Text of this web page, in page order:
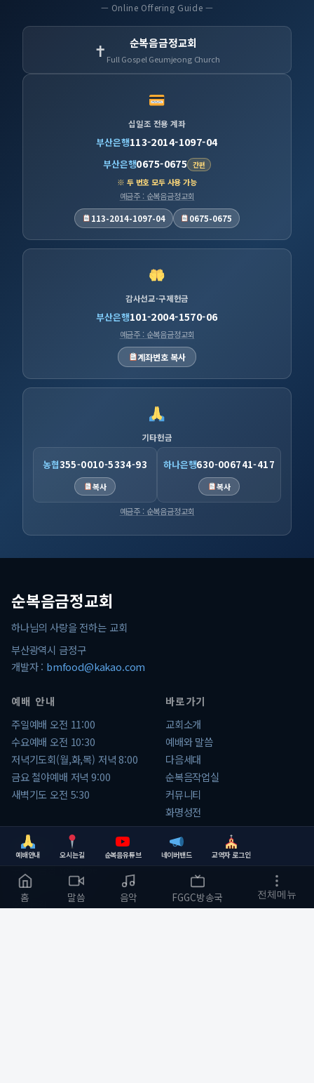
— Online Offering Guide —
✝ 순복음금정교회
Full Gospel Geumjeong Church
십일조 전용 계좌
부산은행113-2014-1097-04
부산은행0675-0675 간편
※ 두 번호 모두 사용 가능
예금주 : 순복음금정교회
113-2014-1097-04
0675-0675
감사선교·구제헌금
부산은행101-2004-1570-06
예금주 : 순복음금정교회
계좌번호 복사
기타헌금
농협355-0010-5334-93
복사
하나은행630-006741-417
복사
예금주 : 순복음금정교회
순복음금정교회
하나님의 사랑을 전하는 교회
부산광역시 금정구
개발자 : bmfood@kakao.com
예배 안내
주일예배 오전 11:00
수요예배 오전 10:30
저녁기도회(월,화,목) 저녁 8:00
금요 철야예배 저녁 9:00
새벽기도 오전 5:30
바로가기
교회소개
예배와 말씀
다음세대
순복음작업실
커뮤니티
화명성전
소통하기
순복음 네이버 밴드
오시는길
예배안내 오시는길 순복음유튜브 네이버밴드 교역자 로그인
홈 말씀 음악 FGGC방송국 전체메뉴